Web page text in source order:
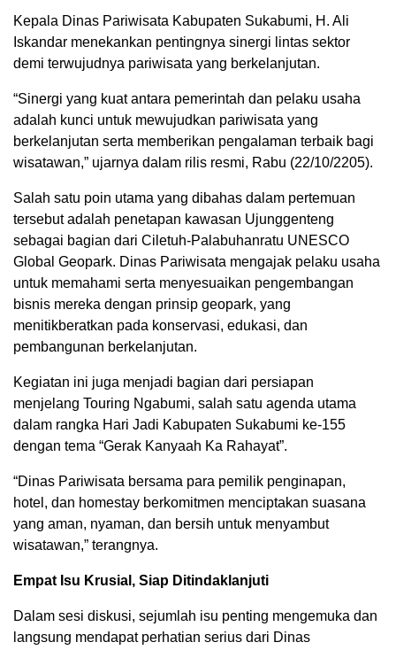
Kepala Dinas Pariwisata Kabupaten Sukabumi, H. Ali
Iskandar menekankan pentingnya sinergi lintas sektor
demi terwujudnya pariwisata yang berkelanjutan.
“Sinergi yang kuat antara pemerintah dan pelaku usaha
adalah kunci untuk mewujudkan pariwisata yang
berkelanjutan serta memberikan pengalaman terbaik bagi
wisatawan,” ujarnya dalam rilis resmi, Rabu (22/10/2205).
Salah satu poin utama yang dibahas dalam pertemuan
tersebut adalah penetapan kawasan Ujunggenteng
sebagai bagian dari Ciletuh-Palabuhanratu UNESCO
Global Geopark. Dinas Pariwisata mengajak pelaku usaha
untuk memahami serta menyesuaikan pengembangan
bisnis mereka dengan prinsip geopark, yang
menitikberatkan pada konservasi, edukasi, dan
pembangunan berkelanjutan.
Kegiatan ini juga menjadi bagian dari persiapan
menjelang Touring Ngabumi, salah satu agenda utama
dalam rangka Hari Jadi Kabupaten Sukabumi ke-155
dengan tema “Gerak Kanyaah Ka Rahayat”.
“Dinas Pariwisata bersama para pemilik penginapan,
hotel, dan homestay berkomitmen menciptakan suasana
yang aman, nyaman, dan bersih untuk menyambut
wisatawan,” terangnya.
Empat Isu Krusial, Siap Ditindaklanjuti
Dalam sesi diskusi, sejumlah isu penting mengemuka dan
langsung mendapat perhatian serius dari Dinas